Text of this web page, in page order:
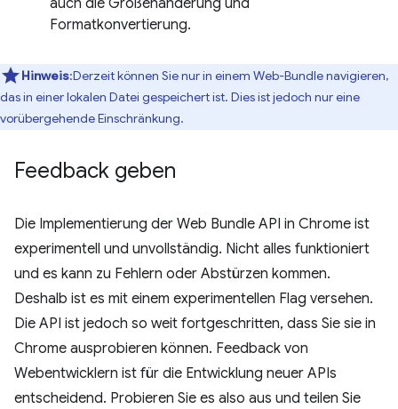
auch die Größenänderung und
Formatkonvertierung.
Hinweis:Derzeit können Sie nur in einem Web-Bundle navigieren,
das in einer lokalen Datei gespeichert ist. Dies ist jedoch nur eine
vorübergehende Einschränkung.
Feedback geben
Die Implementierung der Web Bundle API in Chrome ist
experimentell und unvollständig. Nicht alles funktioniert
und es kann zu Fehlern oder Abstürzen kommen.
Deshalb ist es mit einem experimentellen Flag versehen.
Die API ist jedoch so weit fortgeschritten, dass Sie sie in
Chrome ausprobieren können. Feedback von
Webentwicklern ist für die Entwicklung neuer APIs
entscheidend. Probieren Sie es also aus und teilen Sie